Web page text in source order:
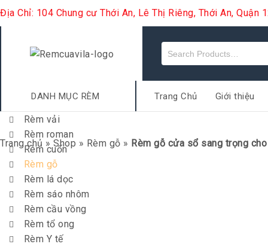
Địa Chỉ: 104 Chung cư Thới An, Lê Thị Riêng, Thới An, Quận
DANH MỤC RÈM
Rèm vải
Rèm roman
Rèm cuốn
Rèm gỗ
Rèm lá dọc
Rèm sáo nhôm
Rèm cầu vồng
Rèm tổ ong
Rèm Y tế
Trang Chủ Giới thiệu
Trang chủ » Shop » Rèm gỗ » Rèm gỗ cửa sổ sang trọng